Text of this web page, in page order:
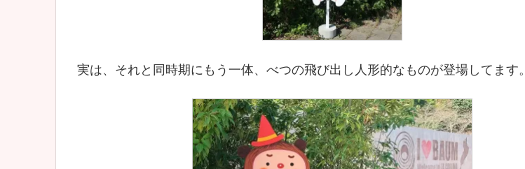
実は、それと同時期にもう一体、べつの飛び出し人形的なものが登場してます。